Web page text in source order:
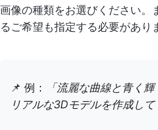
画像の種類をお選びください。
るご希望も指定する必要があり
📌 例：
「流麗な曲線と青く
リアルな3Dモデルを作成して